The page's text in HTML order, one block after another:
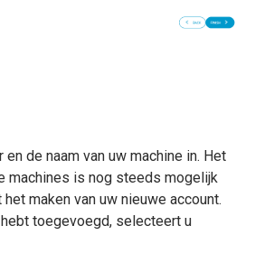
de naam van uw machine in. Het
machines is nog steeds mogelijk
maken van uw nieuwe account.
toegevoegd, selecteert u